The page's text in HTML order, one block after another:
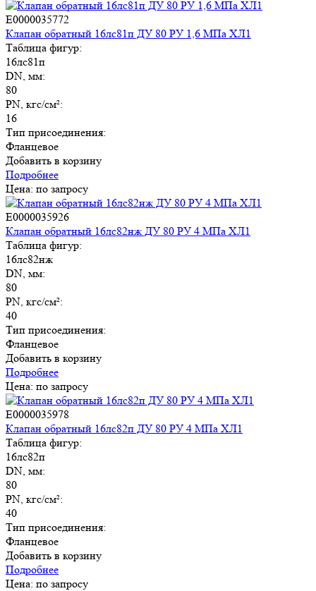
E0000035772
Клапан обратный 16лс81п ДУ 80 РУ 1,6 МПа ХЛ1
Таблица фигур:
16лс81п
DN, мм:
80
PN, кгс/см²:
16
Тип присоединения:
Фланцевое
Добавить в корзину
Подробнее
Цена: по запросу
E0000035926
Клапан обратный 16лс82нж ДУ 80 РУ 4 МПа ХЛ1
Таблица фигур:
16лс82нж
DN, мм:
80
PN, кгс/см²:
40
Тип присоединения:
Фланцевое
Добавить в корзину
Подробнее
Цена: по запросу
E0000035978
Клапан обратный 16лс82п ДУ 80 РУ 4 МПа ХЛ1
Таблица фигур:
16лс82п
DN, мм:
80
PN, кгс/см²:
40
Тип присоединения:
Фланцевое
Добавить в корзину
Подробнее
Цена: по запросу